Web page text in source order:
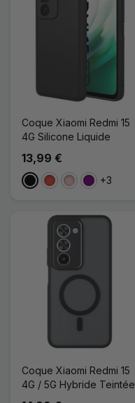
Coque Xiaomi Redmi 15
4G Silicone Liquide
13,99 €
NoirRougeRoseViolet
+3
Coque Xiaomi Redmi 15
4G / 5G Hybride Teintée